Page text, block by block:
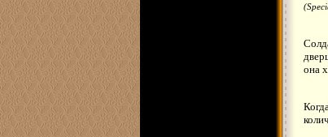
она